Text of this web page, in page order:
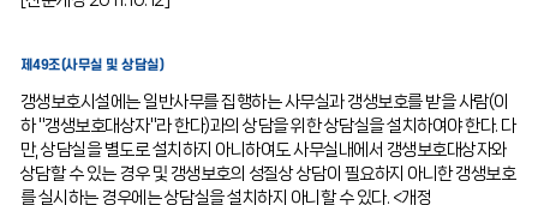
제49조(사무실 및 상담실)
갱생보호시설에는 일반사무를 집행하는 사무실과 갱생보호를 받을 사람(이
하 "갱생보호대상자"라 한다)과의 상담을 위한 상담실을 설치하여야 한다. 다
만, 상담실을 별도로 설치하지 아니하여도 사무실내에서 갱생보호대상자와
상담할 수 있는 경우 및 갱생보호의 성질상 상담이 필요하지 아니한 갱생보호
를 실시하는 경우에는 상담실을 설치하지 아니할 수 있다. <개정